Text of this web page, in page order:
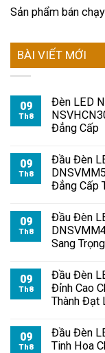
Sản phẩm bán chạy
BÀI VIẾT MỚI
09
Th8
Đèn LED
Đẳng Cấp
09
Th8
Đầu Đèn
Đẳng Cấp
09
Th8
Đầu Đèn
Sang Trọng
09
Th8
Đầu Đèn
Đỉnh Cao
Thành Đạt
09
Th8
Đầu Đèn
Tinh Hoa